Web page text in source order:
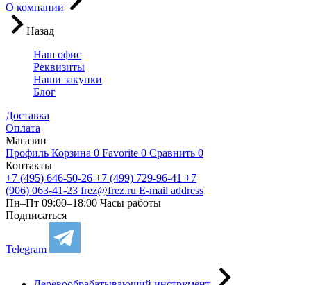
О компании
Назад
Наш офис
Реквизиты
Наши закупки
Блог
Доставка
Оплата
Магазин
Профиль Корзина 0 Favorite 0 Сравнить 0
Контакты
+7 (495) 646-50-26 +7 (499) 729-96-41 +7
(906) 063-41-23 frez@frez.ru E-mail address
Пн–Пт 09:00–18:00 Часы работы
Подписаться
Telegram